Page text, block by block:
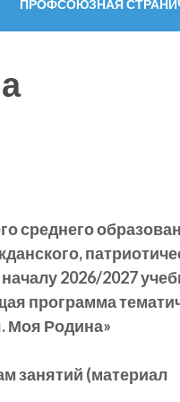
ПРОФСОЮЗНАЯ
среднего
2026/2027
программа
Моя Родина»
занятий (материал